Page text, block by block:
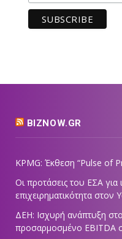
BIZNOW.GR
KPMG: Έκθεση “Pulse of
Οι προτάσεις του ΕΣΑ για
επιχειρηματικότητα
ΔΕΗ: Ισχυρή ανάπτυξη
προσαρμοσμένο EBITDA